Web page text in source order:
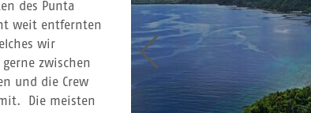
des Punta
weit entfernten
wir
zwischen
und die Crew
Die meisten